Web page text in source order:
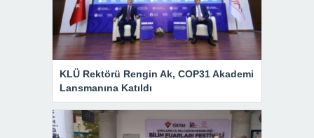
KLÜ Rektörü Rengin Ak, COP31 Akademi
Lansmanına Katıldı